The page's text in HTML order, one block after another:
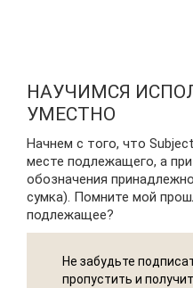
НАУЧИМСЯ
УМЕСТНО
Начнем с того, что
месте подлежащего, а
обозначения
сумка). Помните мой
подлежащее?
Не забудьте
пропустить и